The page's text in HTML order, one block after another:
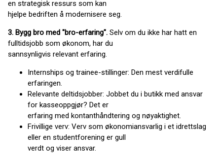
en strategisk ressurs som kan
hjelpe bedriften å modernisere seg.
3. Bygg bro med "bro-erfaring". Selv om du ikke har hatt en
fulltidsjobb som økonom, har du
sannsynligvis relevant erfaring.
Internships og trainee-stillinger: Den mest verdifulle
erfaringen.
Relevante deltidsjobber: Jobbet du i butikk med ansvar
for kasseoppgjør? Det er
erfaring med kontanthåndtering og nøyaktighet.
Frivillige verv: Verv som økonomiansvarlig i et idrettslag
eller en studentforening er gull
verdt og viser ansvar.